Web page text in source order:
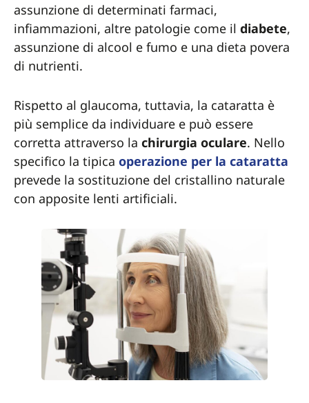
assunzione di determinati farmaci,
infiammazioni, altre patologie come il diabete,
assunzione di alcool e fumo e una dieta povera
di nutrienti.
Rispetto al glaucoma, tuttavia, la cataratta è
più semplice da individuare e può essere
corretta attraverso la chirurgia oculare. Nello
specifico la tipica operazione per la cataratta
prevede la sostituzione del cristallino naturale
con apposite lenti artificiali.